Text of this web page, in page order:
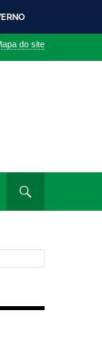
do site